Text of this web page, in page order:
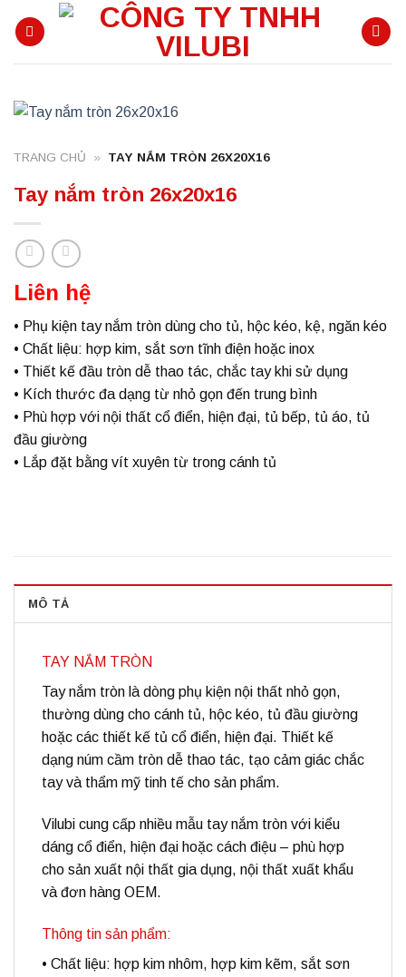
TRANG CHỦ » TAY NẮM TRÒN 26X20X16
Tay nắm tròn 26x20x16
Liên hệ
• Phụ kiện tay nắm tròn dùng cho tủ, hộc kéo, kệ, ngăn kéo
• Chất liệu: hợp kim, sắt sơn tĩnh điện hoặc inox
• Thiết kế đầu tròn dễ thao tác, chắc tay khi sử dụng
• Kích thước đa dạng từ nhỏ gọn đến trung bình
• Phù hợp với nội thất cổ điển, hiện đại, tủ bếp, tủ áo, tủ
đầu giường
• Lắp đặt bằng vít xuyên từ trong cánh tủ
MÔ TẢ
TAY NẮM TRÒN
Tay nắm tròn là dòng phụ kiện nội thất nhỏ gọn,
thường dùng cho cánh tủ, hộc kéo, tủ đầu giường
hoặc các thiết kế tủ cổ điển, hiện đại. Thiết kế
dạng núm cầm tròn dễ thao tác, tạo cảm giác chắc
tay và thẩm mỹ tinh tế cho sản phẩm.
Vilubi cung cấp nhiều mẫu tay nắm tròn với kiểu
dáng cổ điển, hiện đại hoặc cách điệu – phù hợp
cho sản xuất nội thất gia dụng, nội thất xuất khẩu
và đơn hàng OEM.
Thông tin sản phẩm:
• Chất liệu: hợp kim nhôm, hợp kim kẽm, sắt sơn